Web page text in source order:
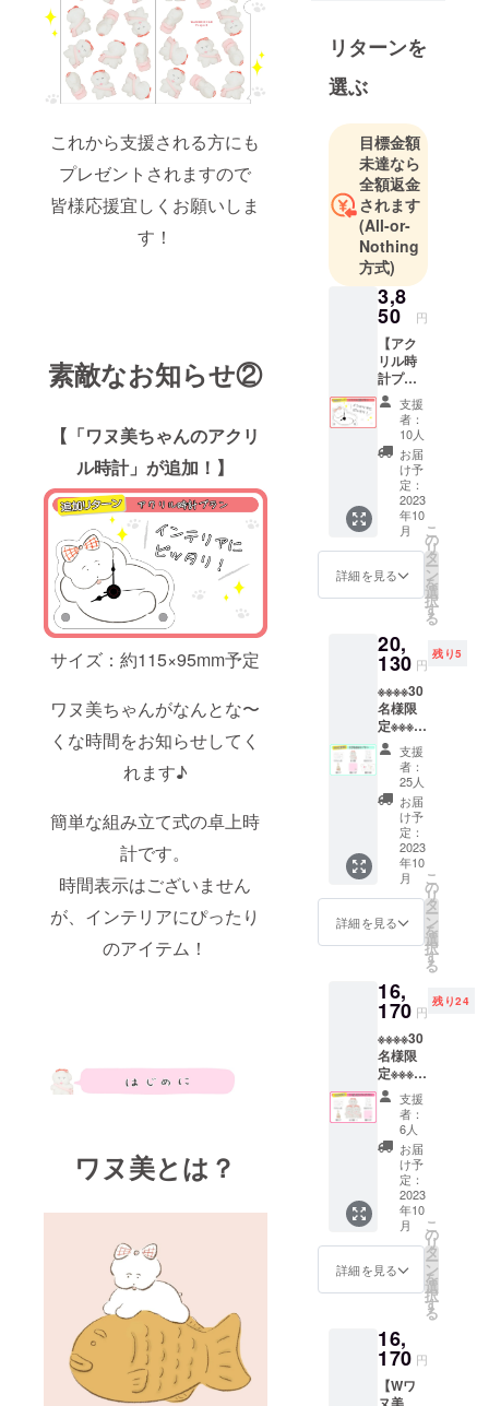
これから支援される方にも
プレゼントされますので
皆様応援宜しくお願いしま
す！
素敵なお知らせ②
【「ワヌ美ちゃんのアクリ
ル時計」が追加！】
サイズ：約115×95mm予定
ワヌ美ちゃんがなんとな〜
くな時間をお知らせしてく
れます♪
簡単な組み立て式の卓上時
計です。
時間表示はございません
が、インテリアにぴったり
のアイテム！
ワヌ美とは？
ングでの商
目指して、
ターとのコ
ラボ企画や
自社オリジ
ナルのアイ
テム企画を
行ってま
す。
◾️営業日のご
営業時間：
平日 10:00〜
18:00 (土日
祝、年末年
※お問い合わ
せから3営業
日以内にご
返信させて
いただきま
※ ご質問に
よってはお
応えできか
ねる場合も
ございま
す。
◾️ プライバ
シー
お問い合わ
しては、プ
ポリシーに
準じて管理
させていた
だきます。
リターンを
選ぶ
目標金額
未達なら
全額返金
されます
(All-or-
Nothing
方式)
3,8
50 円
【アク
リル時
計プラ
ン】 ・
ワヌ美
ちゃん
のアク
リル時
はイ
メージ
です。
金額に
は消費
税
料770円
を含ん
でおり
ます。
支援
者：
10人
お届
け予
定：
2023
年10
月
詳細を見る
こ
の
リ
タ
ー
ン
を
選
択
す
る
20,
130 円
残り5
※※※※30
名様限
定※※※※
【直筆
色紙付
きプラ
ン】 ・
サン
キュー
レター
・ぬい
ぐるみ
・マル
チス
テッ
バッグ
・刺繍
ハンカ
チ ・直
筆ミニ
色紙
※1枚
【ご注
意事
項】 ●
食べ物
やデザ
インの
ご希望
はお受
けする
事がで
のおま
かせ食
大盛り
支援
者：
25人
お届
け予
定：
2023
年10
月
詳細を見る
こ
の
リ
タ
ー
ン
を
選
択
す
る
16,
170 円
残り24
※※※※30
名様限
定※※※※
【１体
分お
得！ワ
ヌ美３
体と
グッズ
プラ
ン】 ・
ぬいぐ
るみ
×3 ・サ
ン
・マル
チス
テッ
カー ・
支援
者：
6人
お届
け予
定：
2023
年10
月
詳細を見る
こ
の
リ
タ
ー
ン
を
選
択
す
る
16,
170 円
【Wワ